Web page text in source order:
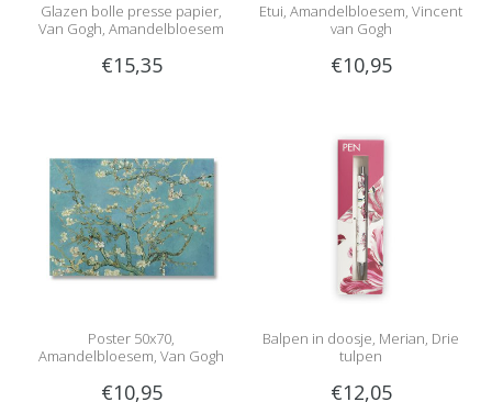
Glazen bolle presse papier,
Van Gogh, Amandelbloesem
€15,35
Etui, Amandelbloesem, Vincent
van Gogh
€10,95
Poster 50x70,
Amandelbloesem, Van Gogh
€10,95
Balpen in doosje, Merian, Drie
tulpen
€12,05